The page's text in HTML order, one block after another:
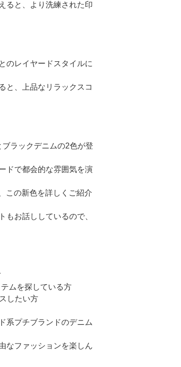
ると、より洗練された印
のレイヤードスタイルに
と、上品なリラックスコ
ラックデニムの2色が登
ドで都会的な雰囲気を演
この新色を詳しくご紹介
もお話ししているので、
ムを探している方
したい方
系プチブランドのデニム
なファッションを楽しん